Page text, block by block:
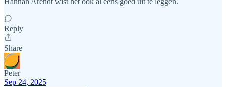
Reply
Share
Peter
Sep 24, 2025